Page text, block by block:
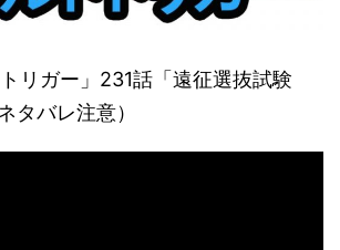
リガー」231話「遠征選抜試験
タバレ注意）